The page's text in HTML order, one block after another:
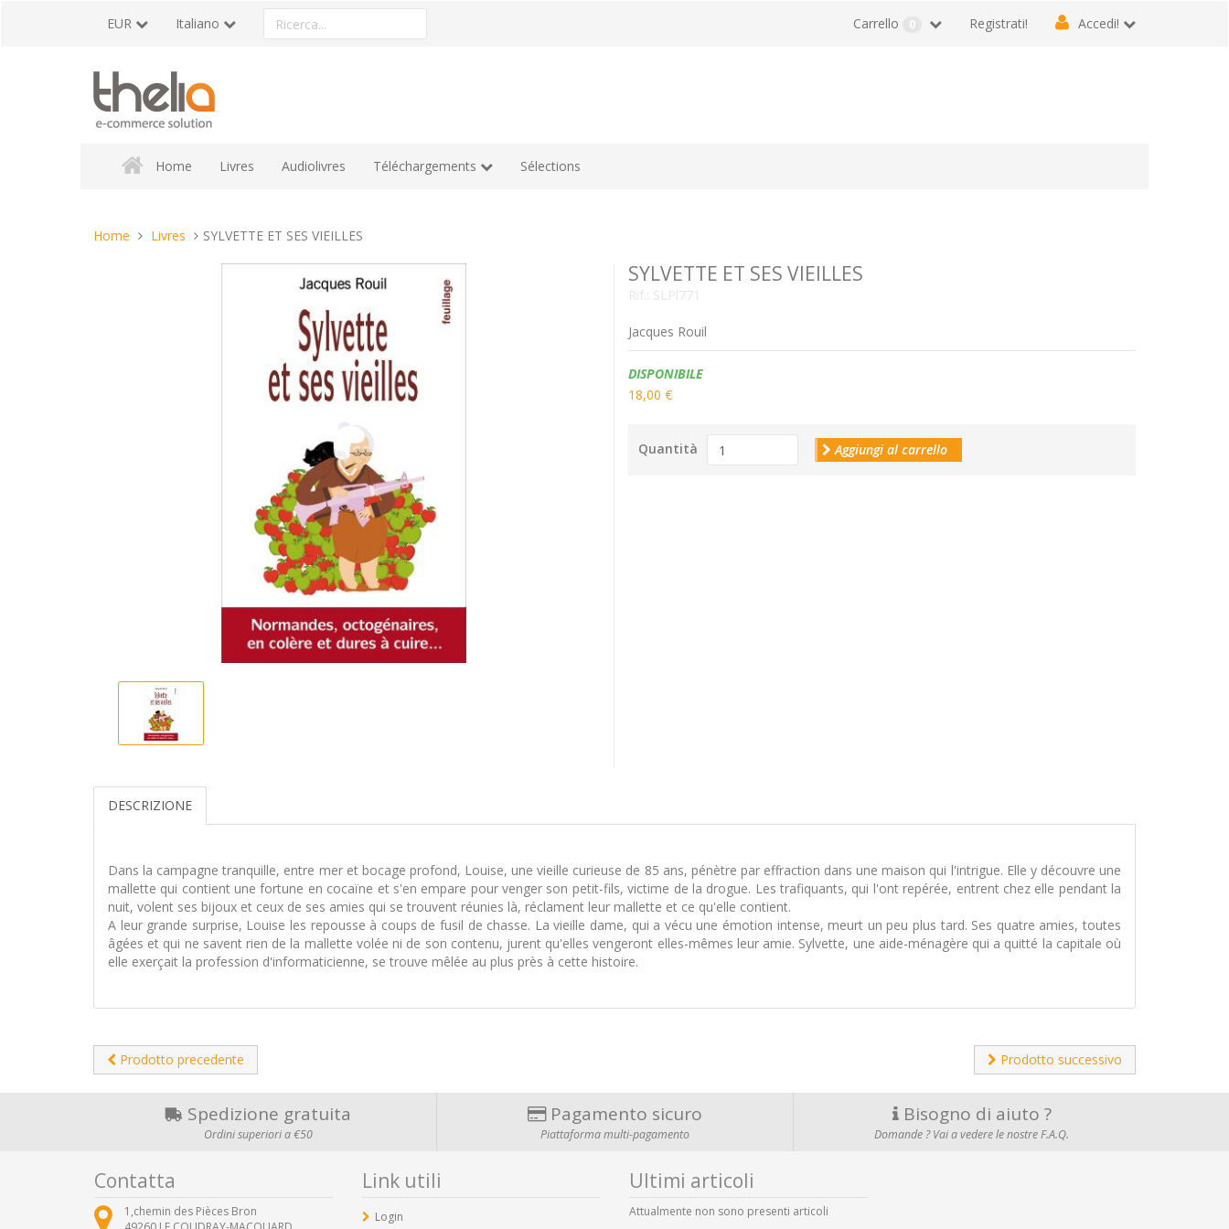
EUR Italiano
Ricerca
un
Registrati! Accedi!
Carrello 0
Home Livres Audiolivres Téléchargements Sélections
Tu
Home Livres SYLVETTE ET SES VIEILLES
SYLVETTE ET SES VIEILLES
Rif.: SLPl771
Jacques Rouil
Disponibilità:
DISPONIBILE
18,00 €
Quantità Aggiungi al carrello
DESCRIZIONE
Dans la campagne tranquille, entre mer et bocage profond, Louise, une vieille curieuse de 85 ans, pénètre par effraction dans une maison qui l'intrigue. Elle y découvre une
mallette qui contient une fortune en cocaïne et s'en empare pour venger son petit-fils, victime de la drogue. Les trafiquants, qui l'ont repérée, entrent chez elle pendant la
nuit, volent ses bijoux et ceux de ses amies qui se trouvent réunies là, réclament leur mallette et ce qu'elle contient.
A leur grande surprise, Louise les repousse à coups de fusil de chasse. La vieille dame, qui a vécu une émotion intense, meurt un peu plus tard. Ses quatre amies, toutes
âgées et qui ne savent rien de la mallette volée ni de son contenu, jurent qu'elles vengeront elles-mêmes leur amie. Sylvette, une aide-ménagère qui a quitté la capitale où
elle exerçait la profession d'informaticienne, se trouve mêlée au plus près à cette histoire.
Prodotto precedente Prodotto successivo
Spedizione gratuita
Ordini superiori a €50
Pagamento sicuro
Piattaforma multi-pagamento
Bisogno di aiuto ?
Domande ? Vai a vedere le nostre F.A.Q.
Contatta
1,chemin des Pièces Bron
Link utili
Login
Ultimi articoli
Attualmente non sono presenti articoli